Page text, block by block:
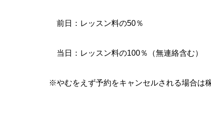
前日：レッスン料の50％
当日：レッスン料の100％（無連絡含む）
※やむをえず予約をキャンセルされる場合は